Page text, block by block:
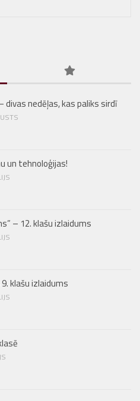
divas nedēļas, kas paliks sirdī
un tehnoloģijas!
– 12. klašu izlaidums
klašu izlaidums